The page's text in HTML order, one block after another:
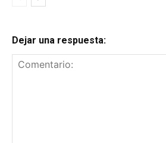
Dejar una respuesta: